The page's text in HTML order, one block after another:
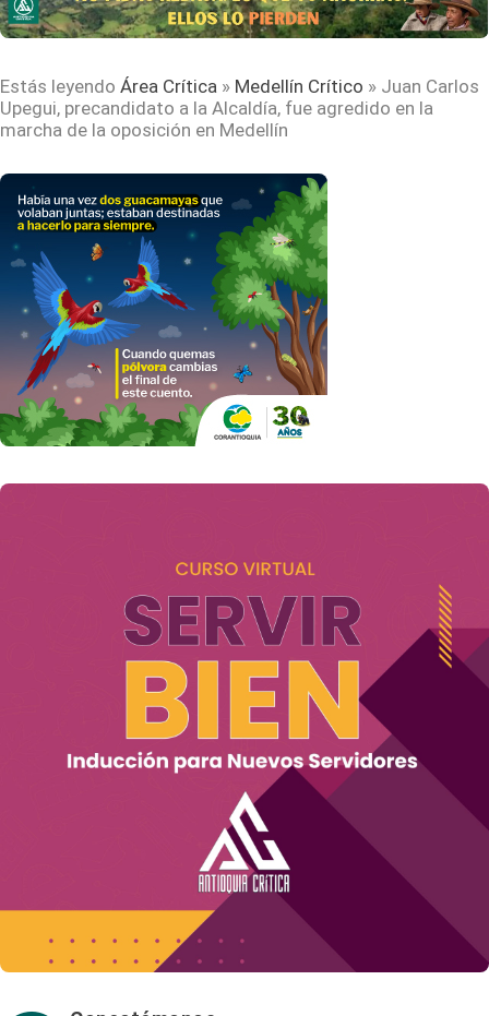
Estás leyendo Área Crítica » Medellín Crítico » Juan Carlos
Upegui, precandidato a la Alcaldía, fue agredido en la
marcha de la oposición en Medellín